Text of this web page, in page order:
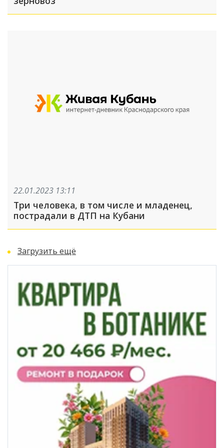
22.01.2023 13:11
Три человека, в том числе и младенец,
пострадали в ДТП на Кубани
Загрузить ещё